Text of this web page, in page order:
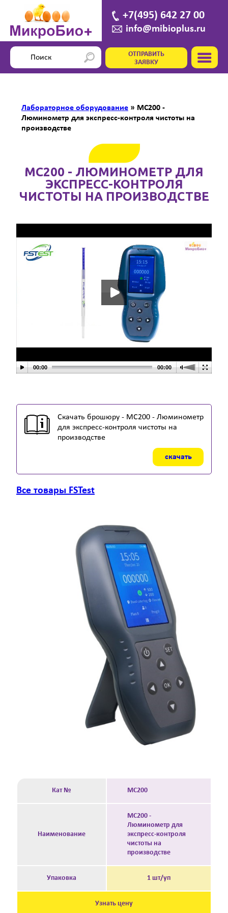
+7(495) 642 27 00
info@mibioplus.ru
ОТПРАВИТЬ
ЗАЯВКУ
Лабораторное оборудование » MC200 -
Люминометр для экспресс-контроля чистоты на
производстве
MC200 - ЛЮМИНОМЕТР ДЛЯ
ЭКСПРЕСС-КОНТРОЛЯ
ЧИСТОТЫ НА ПРОИЗВОДСТВЕ
00:00 00:00
Скачать брошюру - MC200 - Люминометр
для экспресс-контроля чистоты на
производстве
скачать
Все товары FSTest
Кат № MC200
Наименование
MC200 -
Люминометр для
экспресс-контроля
чистоты на
производстве
Упаковка 1 шт/уп
Узнать цену